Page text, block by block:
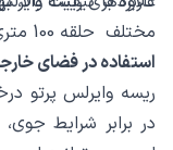
مختلف حلقه 100 متری
استفاده در فضای
ریسه وایرلس پرتو
در برابر شرایط